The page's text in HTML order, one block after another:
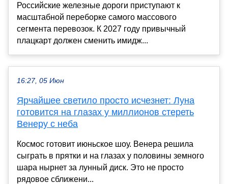
Российские железные дороги приступают к
масштабной переборке самого массового
сегмента перевозок. К 2027 году привычный
плацкарт должен сменить имидж...
16:27, 05 Июн
Ярчайшее светило просто исчезнет: Луна
готовится на глазах у миллионов стереть
Венеру с неба
Космос готовит июньское шоу. Венера решила
сыграть в прятки и на глазах у половины земного
шара нырнет за лунный диск. Это не просто
рядовое сближени...